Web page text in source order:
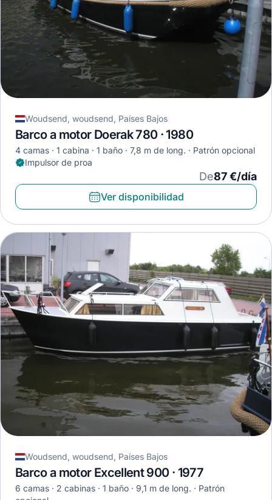
Woudsend, woudsend, Países Bajos
Barco a motor Doerak 780 · 1980
4 camas 1 cabina 1 baño 7,8 m de long.
Patrón opcional
Impulsor de proa
De87 €/día
Ver disponibilidad
Woudsend, woudsend, Países Bajos
Barco a motor Excellent 900 · 1977
6 camas 2 cabinas 1 baño 9,1 m de long.
Patrón